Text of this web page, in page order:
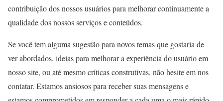
contribuição dos nossos usuários para melhorar continuamente a
qualidade dos nossos serviços e conteúdos.
Se você tem alguma sugestão para novos temas que gostaria de
ver abordados, ideias para melhorar a experiência do usuário em
nosso site, ou até mesmo críticas construtivas, não hesite em nos
contatar. Estamos ansiosos para receber suas mensagens e